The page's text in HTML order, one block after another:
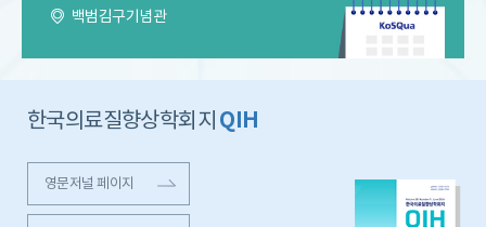
백범김구기념관
한국의료질향상학회지 QIH
영문저널 페이지